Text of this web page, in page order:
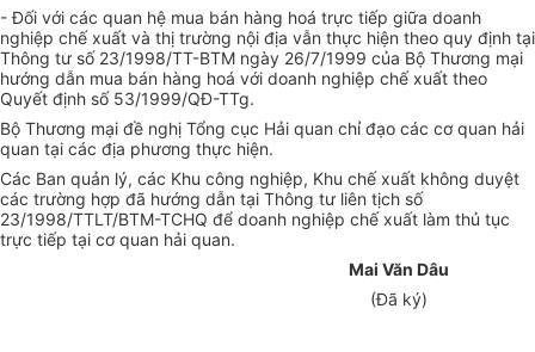
- Đối với các quan hệ mua bán hàng hoá trực tiếp giữa doanh
nghiệp chế xuất và thị trường nội địa vẫn thực hiện theo quy định tại
Thông tư số 23/1998/TT-BTM ngày 26/7/1999 của Bộ Thương mại
hướng dẫn mua bán hàng hoá với doanh nghiệp chế xuất theo
Quyết định số 53/1999/QĐ-TTg.
Bộ Thương mại đề nghị Tổng cục Hải quan chỉ đạo các cơ quan hải
quan tại các địa phương thực hiện.
Các Ban quản lý, các Khu công nghiệp, Khu chế xuất không duyệt
các trường hợp đã hướng dẫn tại Thông tư liên tịch số
23/1998/TTLT/BTM-TCHQ để doanh nghiệp chế xuất làm thủ tục
trực tiếp tại cơ quan hải quan.
Mai Văn Dâu
(Đã ký)